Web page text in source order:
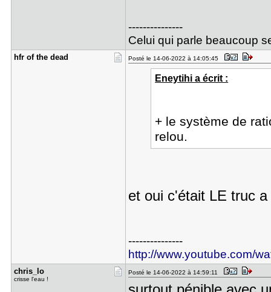
---------------
Celui qui parle beaucoup
hfr of the​ dead Posté le 14-06-2022 à 14:05:45
Eneytihi a écrit :
+ le système de
relou.
et oui c'était LE truc
---------------
http://www.youtube.com/
chris_lo
crisse l'eau !
Posté le 14-06-2022 à 14:59:11